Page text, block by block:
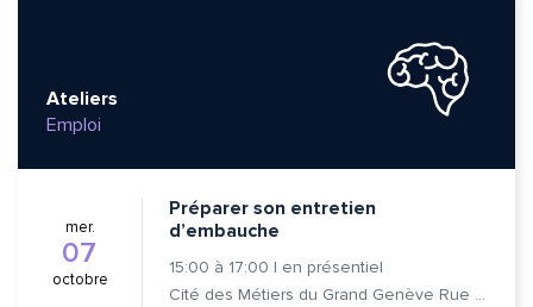
Ateliers
Emploi
mer.
07
octobre
Préparer son entretien
d’embauche
15:00 à 17:00 | en présentiel
Cité des Métiers du Grand Genève Rue Prévost-Martin 6 1205 Genève